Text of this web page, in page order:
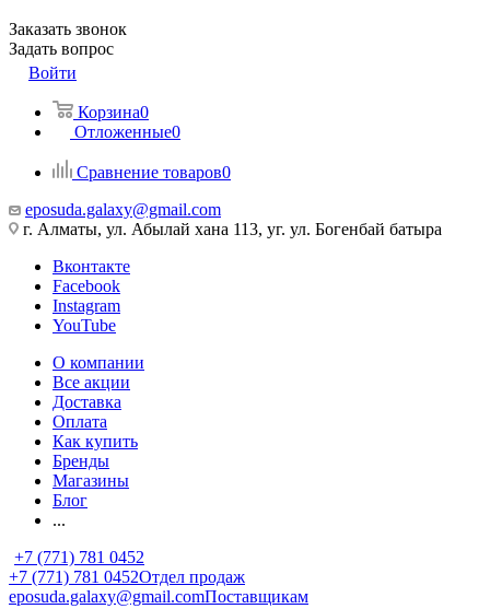
Заказать звонок
Задать вопрос
Войти
Корзина0
Отложенные0
Сравнение товаров0
eposuda.galaxy@gmail.com
г. Алматы, ул. Абылай хана 113, уг. ул. Богенбай батыра
Вконтакте
Facebook
Instagram
YouTube
О компании
Все акции
Доставка
Оплата
Как купить
Бренды
Магазины
Блог
...
+7 (771) 781 0452
+7 (771) 781 0452Отдел продаж
eposuda.galaxy@gmail.comПоставщикам